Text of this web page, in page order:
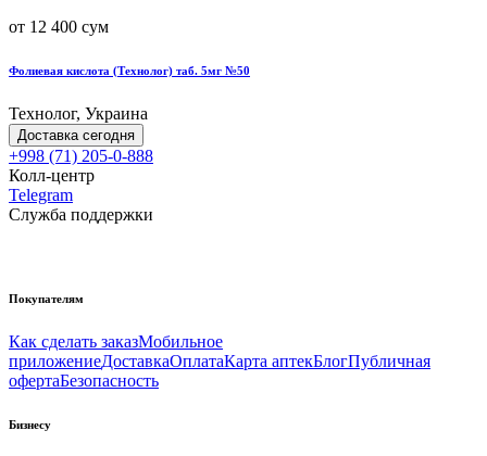
от 12 400 сум
Фолиевая кислота (Технолог) таб. 5мг №50
Технолог, Украина
Доставка сегодня
+998 (71) 205-0-888
Колл-центр
Telegram
Служба поддержки
Покупателям
Как сделать заказМобильное
приложениеДоставкаОплатаКарта аптекБлогПубличная
офертаБезопасность
Бизнесу